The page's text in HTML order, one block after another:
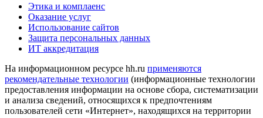
Этика и комплаенс
Оказание услуг
Использование сайтов
Защита персональных данных
ИТ аккредитация
На информационном ресурсе hh.ru применяются
рекомендательные технологии (информационные технологии
предоставления информации на основе сбора, систематизации
и анализа сведений, относящихся к предпочтениям
пользователей сети «Интернет», находящихся на территории